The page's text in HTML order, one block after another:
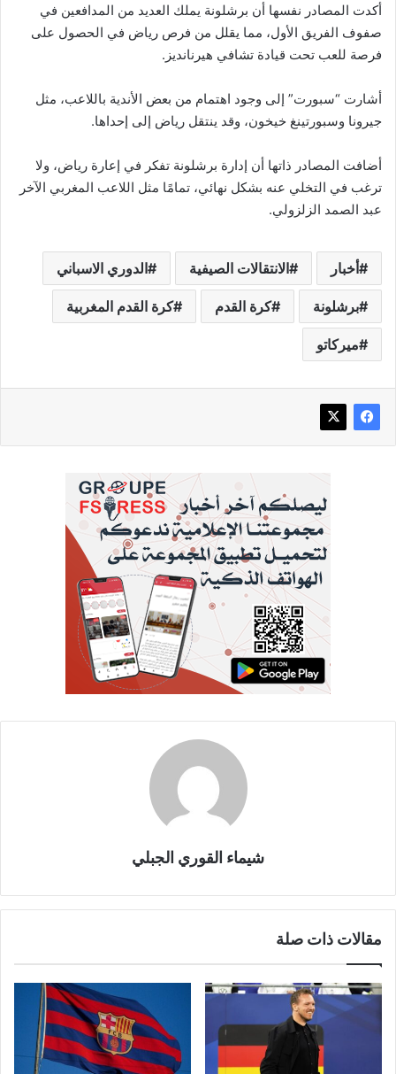
أكدت المصادر نفسها أن برشلونة يملك العديد من المدافعين في
صفوف الفريق الأول، مما يقلل من فرص رياض في الحصول على
فرصة للعب تحت قيادة تشافي هيرنانديز.
أشارت “سبورت” إلى وجود اهتمام من بعض الأندية باللاعب، مثل
جيرونا وسبورتينغ خيخون، وقد ينتقل رياض إلى إحداها.
أضافت المصادر ذاتها أن إدارة برشلونة تفكر في إعارة رياض، ولا
ترغب في التخلي عنه بشكل نهائي، تمامًا مثل اللاعب المغربي الآخر
عبد الصمد الزلزولي.
أخبار الانتقالات الصيفية الدوري الاسباني
برشلونة كرة القدم كرة القدم المغربية
ميركاتو
شيماء القوري الجبلي
مقالات ذات صلة